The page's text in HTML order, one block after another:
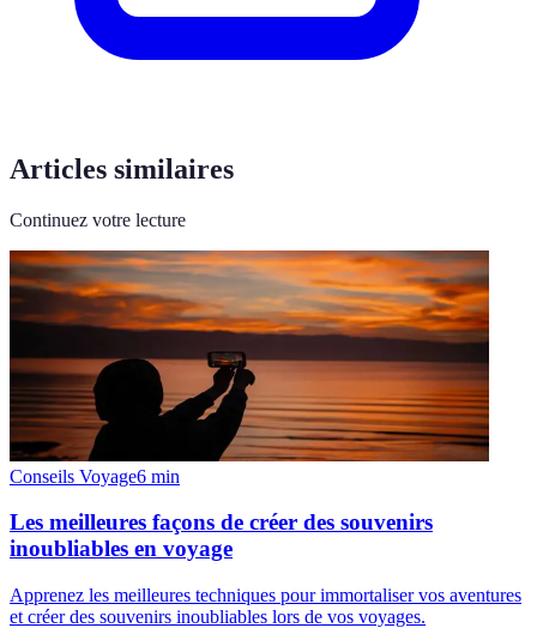
Articles similaires
Continuez votre lecture
Conseils Voyage6 min
Les meilleures façons de créer des souvenirs
inoubliables en voyage
Apprenez les meilleures techniques pour immortaliser vos aventures
et créer des souvenirs inoubliables lors de vos voyages.